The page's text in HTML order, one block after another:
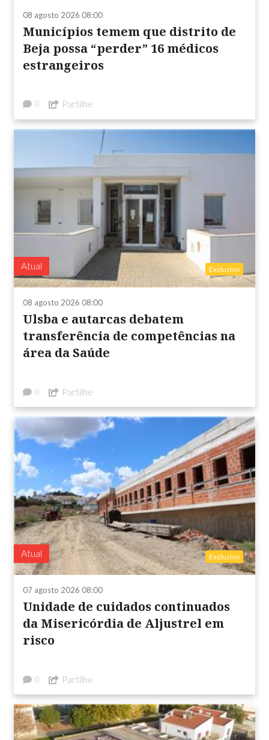
08 agosto 2026 08:00
Municípios temem que distrito de
Beja possa “perder” 16 médicos
estrangeiros
0 Partilhe
Atual Exclusivo
08 agosto 2026 08:00
Ulsba e autarcas debatem
transferência de competências na
área da Saúde
0 Partilhe
Atual Exclusivo
07 agosto 2026 08:00
Unidade de cuidados continuados
da Misericórdia de Aljustrel em
risco
0 Partilhe